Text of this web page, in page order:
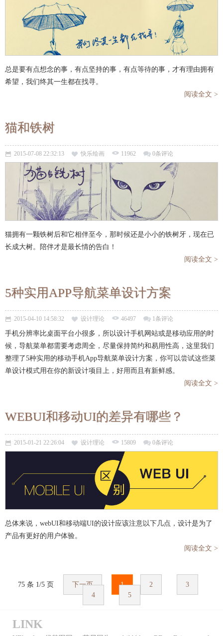
总是要有点想念的事，有点坚持的事，有点等待的事，才有理由拥有
希望，我们终其一生都在找寻。
阅读全文 >
猫和铁树
2015-07-08 22:32:13 快乐绘画 11962 0条评论
猫拥有一颗铁树后和它相伴至今，那时候还是小小的铁树牙，现在已
长成大树。陪伴才是最长情的告白！
阅读全文 >
5种实用APP导航菜单设计方案
2015-04-10 14:58:32 设计理论 46497 1条评论
手机分辨率比桌面平台小很多，所以设计手机网站或是移动应用的时
候，导航菜单都需要考虑周全，尽量保持简约和易用性高，这里我们
整理了5种实用的移动手机App导航菜单设计方案，你可以尝试这些菜
单设计模式用在你的新设计项目上，好用而且有新鲜感。
阅读全文 >
WEBUI和移动UI的差异有哪些？
2015-01-21 22:26:04 设计理论 15809 0条评论
总体来说，webUI和移动端UI的设计应该注意以下几点，设计是为了
产品有更好的用户体验。
阅读全文 >
75 条 1/5 页 下一页 1 2
3
4
5
LINK